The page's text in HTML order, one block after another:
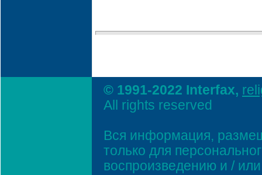
© 1991-2022 Interfax,
All rights reserved
Вся информация,
только для
воспроизведению и /